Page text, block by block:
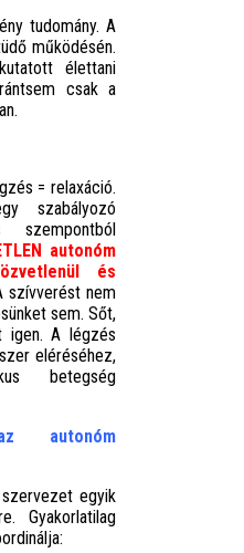
tudomány. A
működésén.
élettani
csak a
= relaxáció.
szabályozó
szempontból
autonóm
és
szívverést nem
sem. Sőt,
igen. A légzés
eléréséhez,
betegség
autonóm
egyik
Gyakorlatilag